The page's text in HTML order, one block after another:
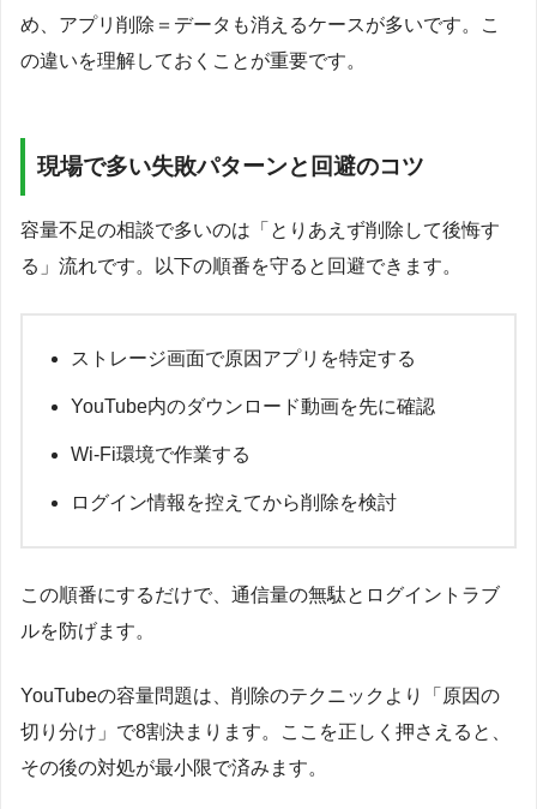
め、アプリ削除＝データも消えるケースが多いです。こ
の違いを理解しておくことが重要です。
現場で多い失敗パターンと回避のコツ
容量不足の相談で多いのは「とりあえず削除して後悔す
る」流れです。以下の順番を守ると回避できます。
ストレージ画面で原因アプリを特定する
YouTube内のダウンロード動画を先に確認
Wi-Fi環境で作業する
ログイン情報を控えてから削除を検討
この順番にするだけで、通信量の無駄とログイントラブ
ルを防げます。
YouTubeの容量問題は、削除のテクニックより「原因の
切り分け」で8割決まります。ここを正しく押さえると、
その後の対処が最小限で済みます。